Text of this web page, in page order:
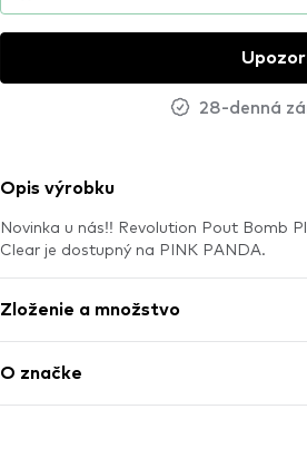
28-denná
Opis výrobku
Novinka u nás!! Revolution Pout Bomb
Clear je dostupný na PINK PANDA.
Zloženie a množstvo
O značke